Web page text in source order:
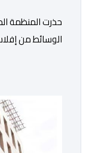
حذرت المنظمة
الوسائط من
والسائقون
اقتصادية غير
العملية النقلية،